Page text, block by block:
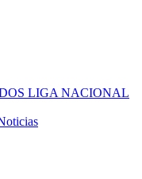
LIGA NACIONAL